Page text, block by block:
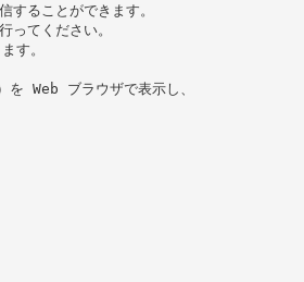
することができます。
ってください。
す。
ブラウザで表示し、